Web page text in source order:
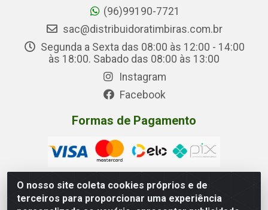
O nosso site coleta cookies próprios e de
terceiros para proporcionar uma experiência
(96)99190-7721
sac@distribuidoratimbiras.com.br
Segunda a Sexta das 08:00 às 12:00 - 14:00
às 18:00. Sabado das 08:00 às 13:00
Instagram
Facebook
Formas de Pagamento
Distribuidora Timbiras - Rua Manoel Eudóxio Pereira,